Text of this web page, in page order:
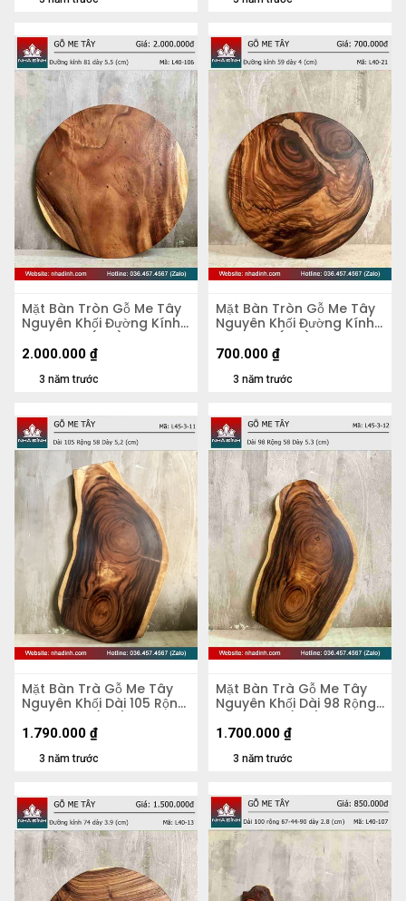
Mặt Bàn Tròn Gỗ Me Tây
Nguyên Khối Đường Kính
81 Dày 5,5 (cm)
3 năm trước
2.000.000 ₫
Mặt Bàn Tròn Gỗ Me Tây
Nguyên Khối Đường Kính
59 Dày 4 (cm)
3 năm trước
700.000 ₫
Mặt Bàn Trà Gỗ Me Tây
Nguyên Khối Dài 105 Rộng
58 Dày 5,2 (cm)
3 năm trước
1.790.000 ₫
Mặt Bàn Trà Gỗ Me Tây
Nguyên Khối Dài 98 Rộng
58 Dày 5,3 (cm)
3 năm trước
1.700.000 ₫